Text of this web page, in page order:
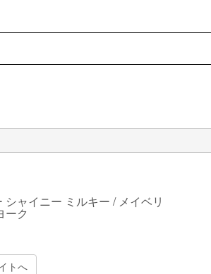
シャイニー ミルキー / メイベリ
ーク
トへ